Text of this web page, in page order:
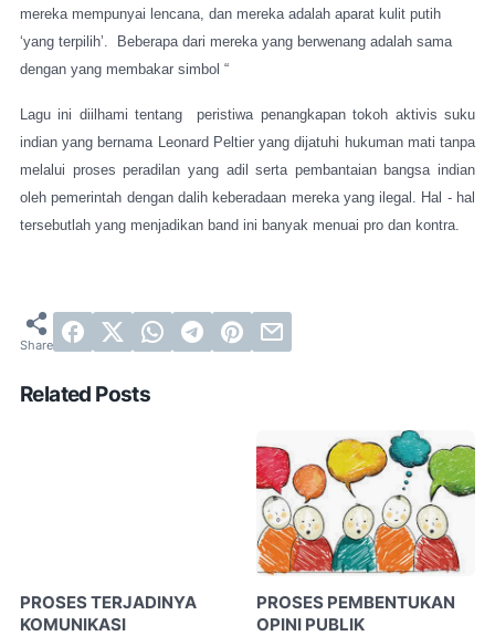
mereka mempunyai lencana, dan mereka adalah aparat kulit putih
‘yang terpilih’.
Beberapa dari mereka yang berwenang adalah sama
dengan yang membakar simbol “
Lagu ini diilhami tentang
peristiwa penangkapan tokoh aktivis suku
indian yang bernama Leonard Peltier yang dijatuhi hukuman mati tanpa
melalui proses peradilan yang adil serta pembantaian bangsa indian
oleh pemerintah dengan dalih keberadaan mereka yang ilegal. Hal - hal
tersebutlah yang menjadikan band ini banyak menuai pro dan kontra.
Related Posts
PROSES TERJADINYA
KOMUNIKASI
PROSES PEMBENTUKAN
OPINI PUBLIK